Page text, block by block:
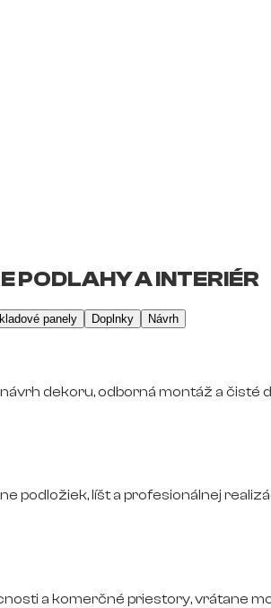
PODLAHY A INTERIÉR
panely Doplnky Návrh
dekoru, odborná montáž a čisté
podložiek, líšt a profesionálnej
a komerčné priestory, vrátane